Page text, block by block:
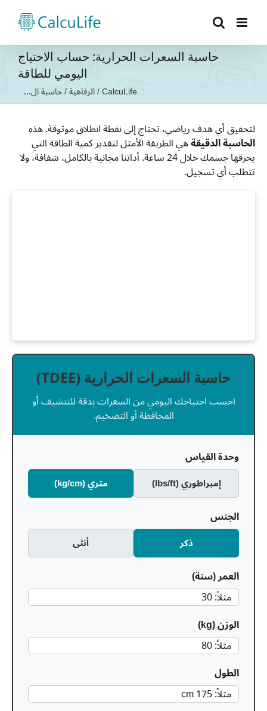
حاسبة السعرات الحرارية: حساب الاحتياج
اليومي للطاقة
CalcuLife
/الرفاهية/حاسبة ال...
لتحقيق أي هدف رياضي، تحتاج إلى نقطة انطلاق موثوقة. هذه
الحاسبة الدقيقةهي الطريقة الأمثل لتقدير كمية الطاقة التي
يحرقها جسمك خلال 24 ساعة. أداتنا مجانية بالكامل، شفافة، ولا
تتطلب أي تسجيل.
حاسبة السعرات الحرارية (TDEE)
احسب احتياجك اليومي من السعرات بدقة للتنشيف أو
المحافظة أو التضخيم.
وحدة القياس
إمبراطوري (lbs/ft) متري (kg/cm)
الجنس
ذكر أنثى
العمر (سنة)
الوزن (kg)
الطول